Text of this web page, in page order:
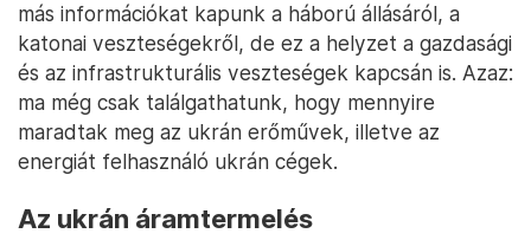
más információkat kapunk a háború állásáról, a
katonai veszteségekről, de ez a helyzet a gazdasági
és az infrastrukturális veszteségek kapcsán is. Azaz:
ma még csak találgathatunk, hogy mennyire
maradtak meg az ukrán erőművek, illetve az
energiát felhasználó ukrán cégek.
Az ukrán áramtermelés